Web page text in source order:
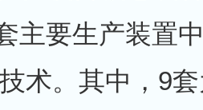
主要生产装置
术。其中，9